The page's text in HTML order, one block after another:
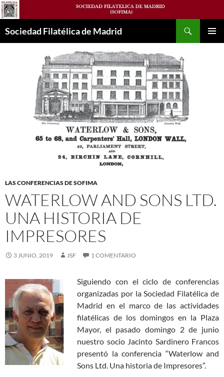
Saltar
al
contenido
Sociedad Filatélica de Madrid
LAS CONFERENCIAS DE SOFIMA
WATERLOW AND SONS LTD.
UNA HISTORIA DE
IMPRESORES
3 JUNIO, 2019 JSF 1 COMENTARIO
Siguiendo con el ciclo de conferencias
organizadas por la Sociedad Filatélica de
Madrid en el marco de las actividades
filatélicas de los domingos en la Plaza
Mayor, el pasado domingo 2 de junio
nuestro socio Jacinto Sardinero Francos
presentó la conferencia “Waterlow and
Sons Ltd. Una historia de Impresores”.